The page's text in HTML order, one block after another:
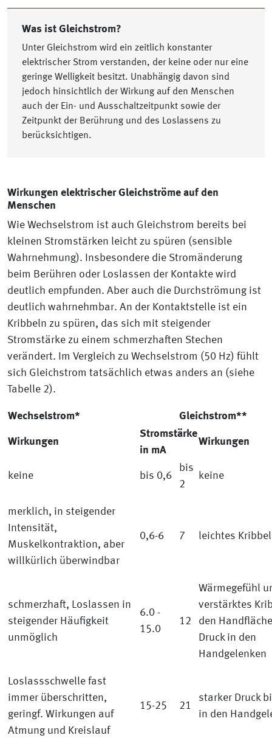
Was ist Gleichstrom?
Unter Gleichstrom wird ein zeitlich konstanter
elektrischer Strom verstanden, der keine oder nur eine
geringe Welligkeit besitzt. Unabhängig davon sind
jedoch hinsichtlich der Wirkung auf den Menschen
auch der Ein- und Ausschaltzeitpunkt sowie der
Zeitpunkt der Berührung und des Loslassens zu
berücksichtigen.
Wirkungen elektrischer Gleichströme auf den
Menschen
Wie Wechselstrom ist auch Gleichstrom bereits bei
kleinen Stromstärken leicht zu spüren (sensible
Wahrnehmung). Insbesondere die Stromänderung
beim Berühren oder Loslassen der Kontakte wird
deutlich empfunden. Aber auch die Durchströmung ist
deutlich wahrnehmbar. An der Kontaktstelle ist ein
Kribbeln zu spüren, das sich mit steigender
Stromstärke zu einem schmerzhaften Stechen
verändert. Im Vergleich zu Wechselstrom (50 Hz) fühlt
sich Gleichstrom tatsächlich etwas anders an (siehe
Tabelle 2).
Wechselstrom* Gleichstrom**
Wirkungen
Stromstärke
in mA
Wirkungen
keine bis 0,6
bis
2
keine
merklich, in steigender
Intensität,
Muskelkontraktion, aber
willkürlich überwindbar
0,6-6 7 leichtes
schmerzhaft, Loslassen in
steigender Häufigkeit
unmöglich
6.0 -
15.0
12
Wärmegefühl
verstärktes
den
Druck in den
Handgelenken
Loslassschwelle fast
immer überschritten,
geringf. Wirkungen auf
Atmung und Kreislauf
15-25 21
starker Druck
in den